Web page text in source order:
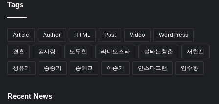
Tags
Article Author HTML Post Video WordPress
결혼 김사랑 노무현 라디오스타 불타는청춘 서현진
성유리 송중기 송혜교 이승기 인스타그램 임수향
Recent News